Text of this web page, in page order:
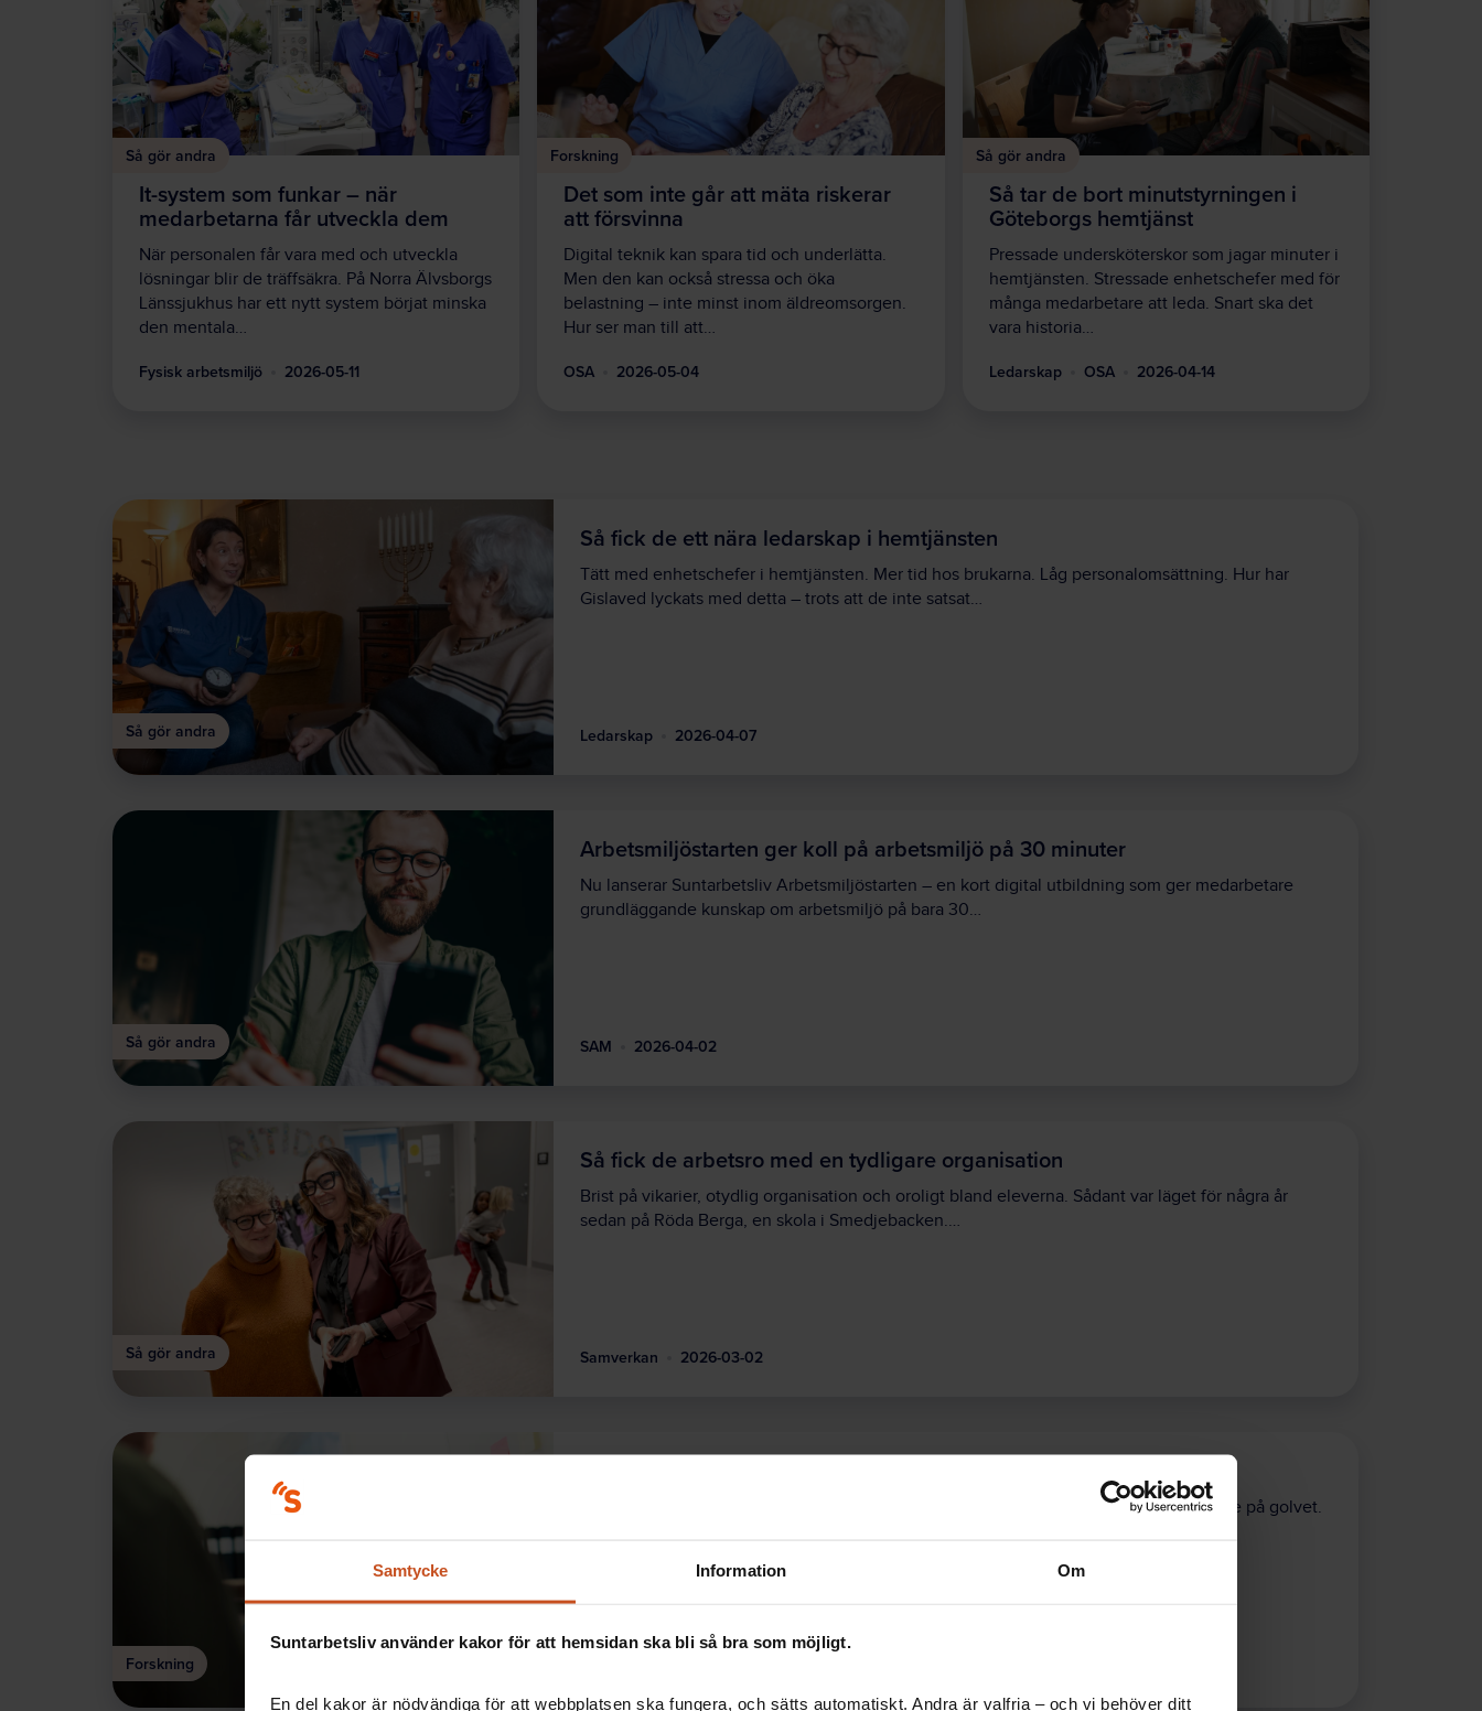
Samtycke Information Om
Suntarbetsliv använder kakor för att hemsidan ska bli så bra som möjligt.
En del kakor är nödvändiga för att webbplatsen ska fungera, och sätts automatiskt. Andra är valfria – och vi behöver ditt
Så gör andra
It-system som funkar – när
medarbetarna får utveckla dem
När personalen får vara med och utveckla
lösningar blir de träffsäkra. På Norra Älvsborgs
Länssjukhus har ett nytt system börjat minska
den mentala…
Fysisk arbetsmiljö 2026-05-11
Forskning
Det som inte går att mäta riskerar
att försvinna
Digital teknik kan spara tid och underlätta.
Men den kan också stressa och öka
belastning – inte minst inom äldreomsorgen.
Hur ser man till att…
OSA 2026-05-04
Så gör andra
Så tar de bort minutstyrningen i
Göteborgs hemtjänst
Pressade undersköterskor som jagar minuter i
hemtjänsten. Stressade enhetschefer med för
många medarbetare att leda. Snart ska det
vara historia…
Ledarskap OSA 2026-04-14
Så gör andra
Så fick de ett nära ledarskap i hemtjänsten
Tätt med enhetschefer i hemtjänsten. Mer tid hos brukarna. Låg personalomsättning. Hur har
Gislaved lyckats med detta – trots att de inte satsat…
Ledarskap 2026-04-07
Så gör andra
Arbetsmiljöstarten ger koll på arbetsmiljö på 30 minuter
Nu lanserar Suntarbetsliv Arbetsmiljöstarten – en kort digital utbildning som ger medarbetare
grundläggande kunskap om arbetsmiljö på bara 30…
SAM 2026-04-02
Så gör andra
Så fick de arbetsro med en tydligare organisation
Brist på vikarier, otydlig organisation och oroligt bland eleverna. Sådant var läget för några år
sedan på Röda Berga, en skola i Smedjebacken.…
Samverkan 2026-03-02
Forskning
Det är ingen idé att genomföra arbetsmiljöåtgärder om förändringen inte får fäste nere på golvet.